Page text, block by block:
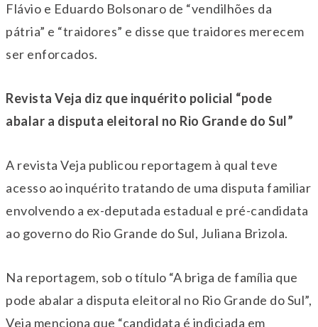
Flávio e Eduardo Bolsonaro de “vendilhões da
pátria” e “traidores” e disse que traidores merecem
ser enforcados.
Revista Veja diz que inquérito policial “pode
abalar a disputa eleitoral no Rio Grande do Sul”
A revista Veja publicou reportagem à qual teve
acesso ao inquérito tratando de uma disputa familiar
envolvendo a ex-deputada estadual e pré-candidata
ao governo do Rio Grande do Sul, Juliana Brizola.
Na reportagem, sob o título “A briga de família que
pode abalar a disputa eleitoral no Rio Grande do Sul”,
Veja menciona que “candidata é indiciada em